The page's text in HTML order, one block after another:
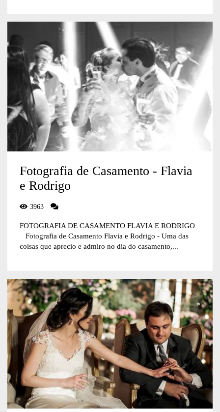
Fotografia de Casamento - Flavia
e Rodrigo
3963
FOTOGRAFIA DE CASAMENTO FLAVIA E RODRIGO
Fotografia de Casamento Flavia e Rodrigo - Uma das
coisas que aprecio e admiro no dia do casamento,...